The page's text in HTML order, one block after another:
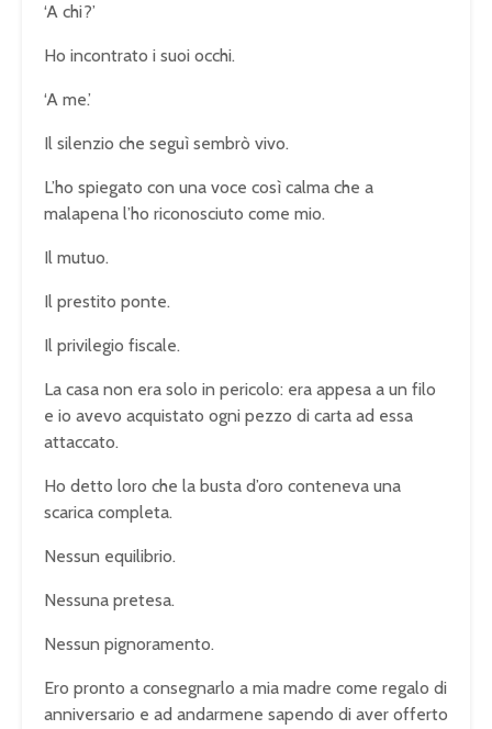
‘A chi?’
Ho incontrato i suoi occhi.
‘A me.’
Il silenzio che seguì sembrò vivo.
L’ho spiegato con una voce così calma che a
malapena l’ho riconosciuto come mio.
Il mutuo.
Il prestito ponte.
Il privilegio fiscale.
La casa non era solo in pericolo: era appesa a un filo
e io avevo acquistato ogni pezzo di carta ad essa
attaccato.
Ho detto loro che la busta d’oro conteneva una
scarica completa.
Nessun equilibrio.
Nessuna pretesa.
Nessun pignoramento.
Ero pronto a consegnarlo a mia madre come regalo di
anniversario e ad andarmene sapendo di aver offerto